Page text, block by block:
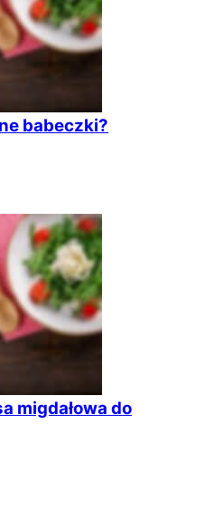
babeczki?
migdałowa do